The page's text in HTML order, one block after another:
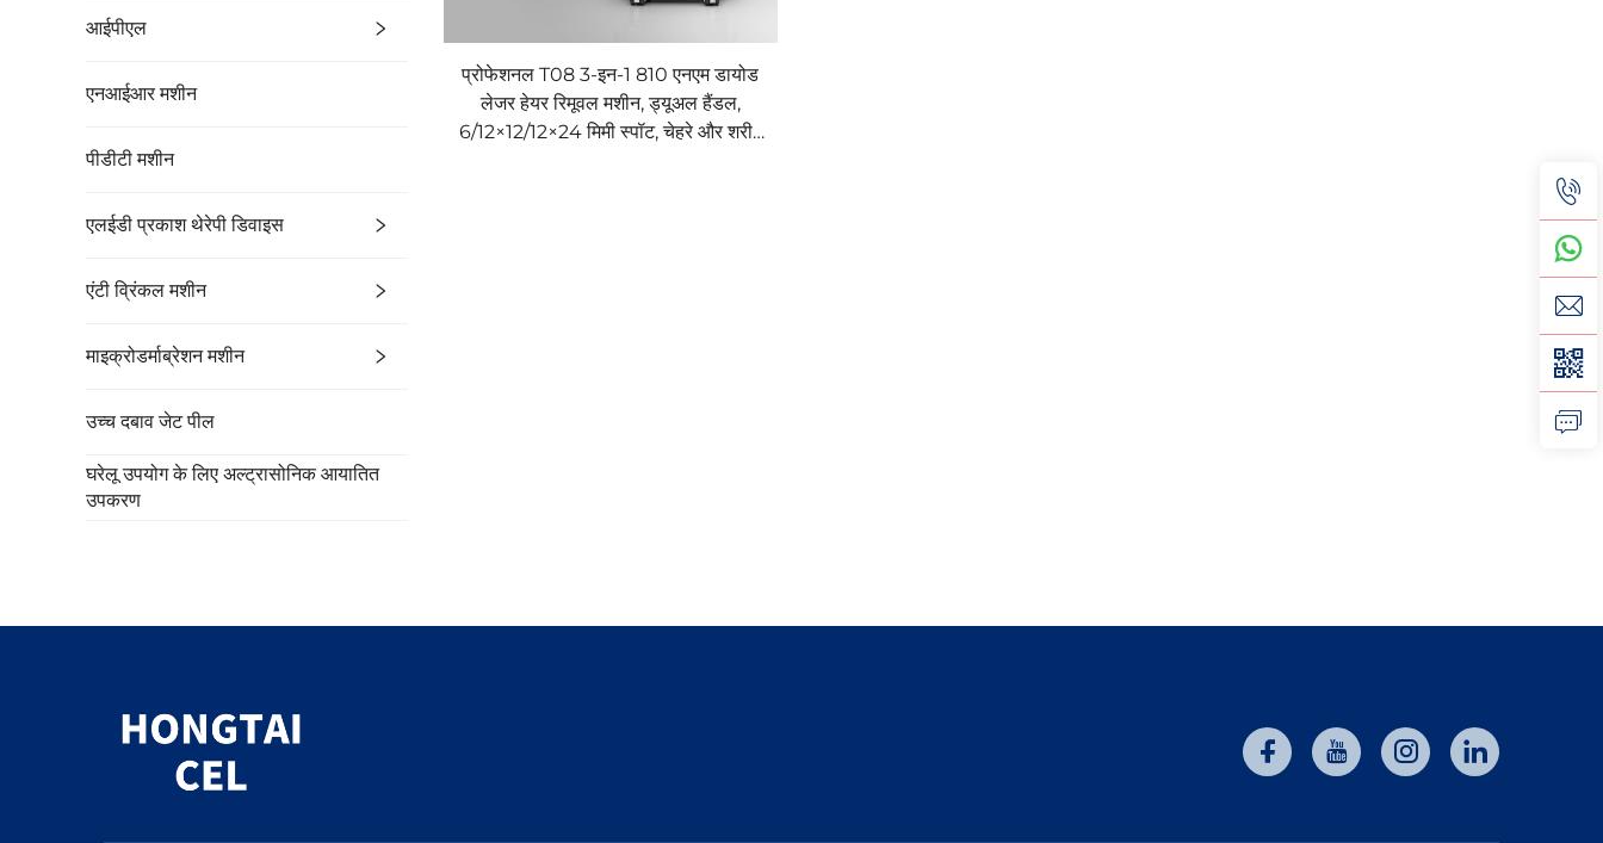
आईपीएल
एनआईआर मशीन
पीडीटी मशीन
एलईडी प्रकाश थेरेपी डिवाइस
एंटी व्रिंकल मशीन
माइक्रोडर्माब्रेशन मशीन
उच्च दबाव जेट पील
घरेलू उपयोग के लिए अल्ट्रासोनिक आयातित
उपकरण
प्रोफेशनल T08 3-इन-1 810 एनएम डायोड
लेजर हेयर रिमूवल मशीन, ड्यूअल हैंडल,
6/12×12/12×24 मिमी स्पॉट, चेहरे और शरीर